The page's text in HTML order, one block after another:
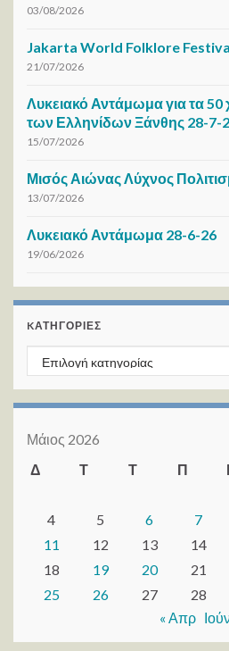
03/08/2026
Jakarta World Folklore
21/07/2026
Λυκειακό Αντάμωμα για τα 50
των Ελληνίδων Ξάνθης 28-7-
15/07/2026
Μισός Αιώνας Λύχνος
13/07/2026
Λυκειακό Αντάμωμα 28-6-26
19/06/2026
KΑΤΗΓΟΡΊΕΣ
Kατηγορίες
Μάιος 2026
Δ
Τ Τ Π
4
5 6 7
11
12 13 14
18
19 20 21
25
26 27 28
« Απρ